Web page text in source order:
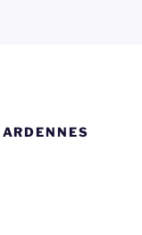
ARDENNES